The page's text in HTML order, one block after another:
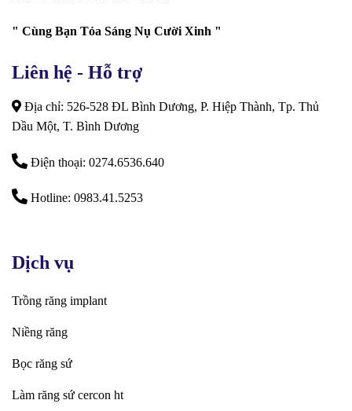
" Cùng Bạn Tỏa Sáng Nụ Cười Xinh "
Liên hệ - Hỗ trợ
Địa chỉ: 526-528 ĐL Bình Dương, P. Hiệp Thành, Tp. Thủ
Dầu Một, T. Bình Dương
Điện thoại: 0274.6536.640
Hotline: 0983.41.5253
Dịch vụ
Trồng răng implant
Niềng răng
Bọc răng sứ
Làm răng sứ cercon ht